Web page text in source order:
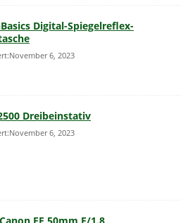
Digital-Spiegelreflex-
6, 2023
Dreibeinstativ
6, 2023